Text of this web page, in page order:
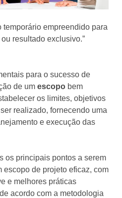
temporário empreendido para
resultado exclusivo.”
para o sucesso de
de um escopo bem
os limites, objetivos
realizado, fornecendo uma
e execução das
os principais pontos a serem
escopo de projeto eficaz, com
e melhores práticas
acordo com a metodologia